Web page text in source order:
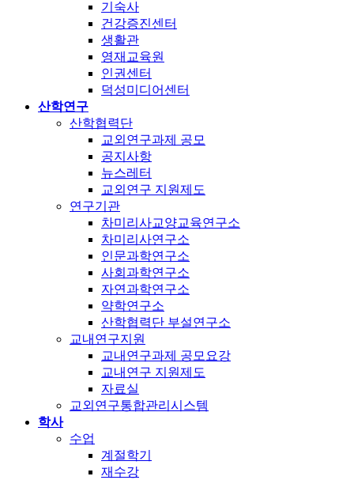
기숙사
건강증진센터
생활관
영재교육원
인권센터
덕성미디어센터
산학연구
산학협력단
교외연구과제 공모
공지사항
뉴스레터
교외연구 지원제도
연구기관
차미리사교양교육연구소
차미리사연구소
인문과학연구소
사회과학연구소
자연과학연구소
약학연구소
산학협력단 부설연구소
교내연구지원
교내연구과제 공모요강
교내연구 지원제도
자료실
교외연구통합관리시스템
학사
수업
계절학기
재수강